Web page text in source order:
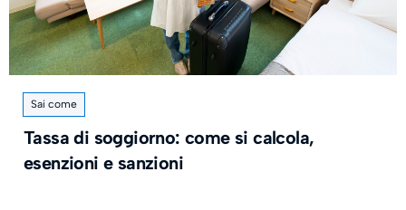
Sai come
Tassa di soggiorno: come si calcola,
esenzioni e sanzioni